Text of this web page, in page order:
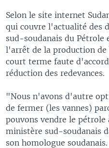
Selon le site internet
qui couvre l'actualité des
sud-soudanais du Pétrole
l'arrêt de la production
court terme faute
réduction des redevances.
"Nous n'avons d'autre
de fermer (les vannes)
pouvons vendre le
ministère sud-soudanais
son homologue soudanais.